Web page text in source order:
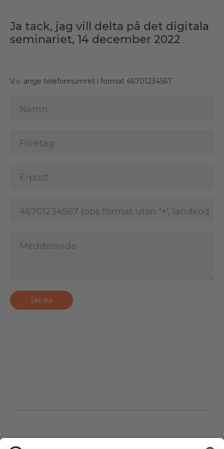
Ja tack, jag vill delta på det digitala
seminariet, 14 december 2022
V.v. ange telefonnumret i format 46701234567